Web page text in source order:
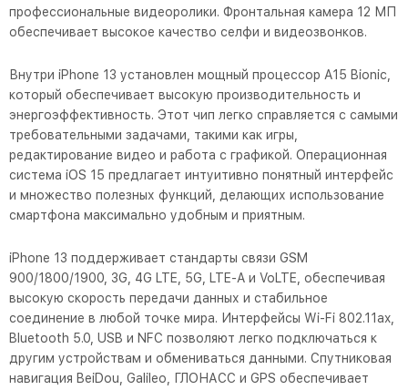
профессиональные видеоролики. Фронтальная камера 12 МП
обеспечивает высокое качество селфи и видеозвонков.
Внутри iPhone 13 установлен мощный процессор A15 Bionic,
который обеспечивает высокую производительность и
энергоэффективность. Этот чип легко справляется с самыми
требовательными задачами, такими как игры,
редактирование видео и работа с графикой. Операционная
система iOS 15 предлагает интуитивно понятный интерфейс
и множество полезных функций, делающих использование
смартфона максимально удобным и приятным.
iPhone 13 поддерживает стандарты связи GSM
900/1800/1900, 3G, 4G LTE, 5G, LTE-A и VoLTE, обеспечивая
высокую скорость передачи данных и стабильное
соединение в любой точке мира. Интерфейсы Wi-Fi 802.11ax,
Bluetooth 5.0, USB и NFC позволяют легко подключаться к
другим устройствам и обмениваться данными. Спутниковая
навигация BeiDou, Galileo, ГЛОНАСС и GPS обеспечивает